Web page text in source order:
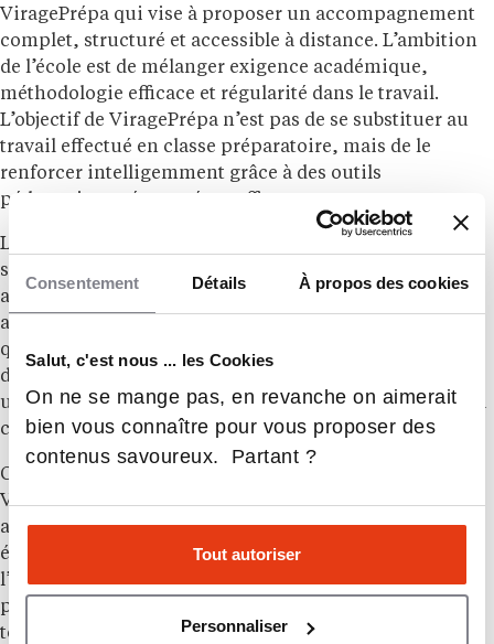
Consentement Détails À propos des cookies
Salut, c'est nous ... les Cookies
On ne se mange pas, en revanche on aimerait
bien vous connaître pour vous proposer des
contenus savoureux. Partant ?
Tout autoriser
Personnaliser
ViragePrépa qui vise à proposer un accompagnement
complet, structuré et accessible à distance. L’ambition
de l’école est de mélanger exigence académique,
méthodologie efficace et régularité dans le travail.
L’objectif de ViragePrépa n’est pas de se substituer au
travail effectué en classe préparatoire, mais de le
renforcer intelligemment grâce à des outils
pédagogiques éprouvés et efficaces.
Les étudiants bénéficient ainsi d’un levier
supplémentaire pour consolider leurs bases,
approfondir les notions complexes et gagner en
autonomie dans leur travail personnel. Ce suivi de
qualité est assuré par des professeurs expérimentés et
des mentors issus des meilleures écoles, garantissant
une pédagogie de haut niveau et des conseils adaptés à
chaque étudiant.
Cette évolution stratégique confirme l’ambition de
ViragePrépa de s’imposer durablement comme un
acteur de référence dans l’accompagnement des
étudiants en classes préparatoires. L’engagement de
l’école envers l’excellence pédagogique et le soutien
personnalisé fait d’elle un partenaire essentiel pour
tous ceux qui aspirent à réussir dans les concours des